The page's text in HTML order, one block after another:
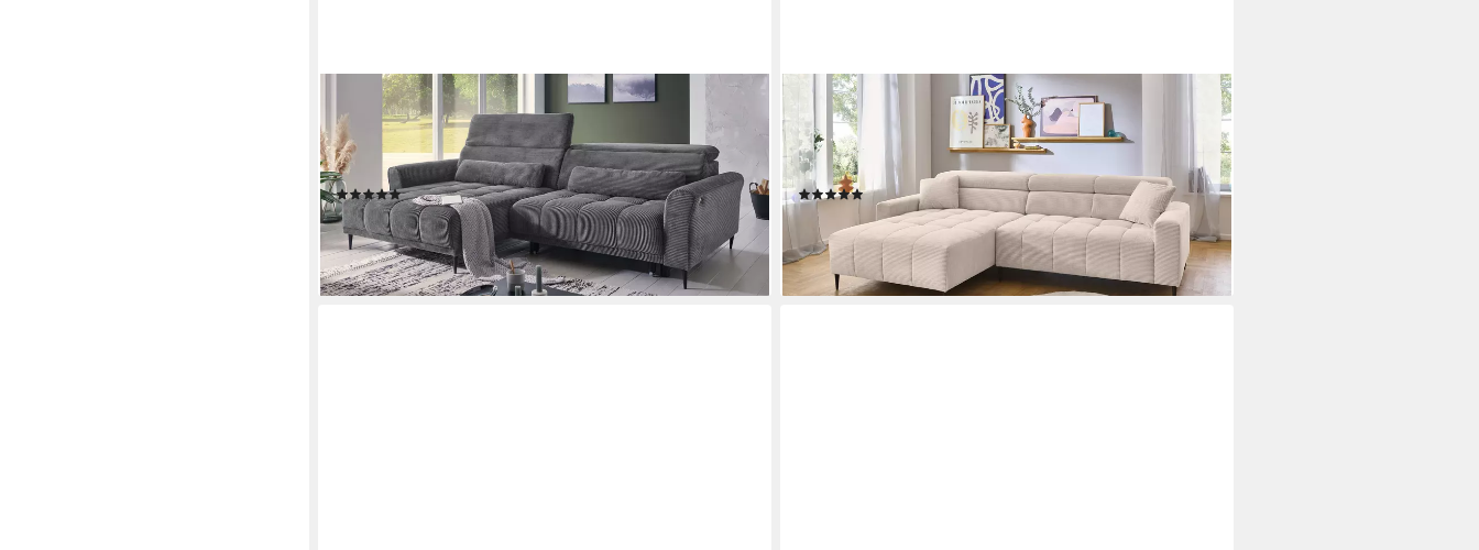
MASSIVART®
Ecksofa Cord 277 cm / Cordsofa LOGAN /
Sitztiefenverstellung / Nosagfederung, Kopfteilverstellung
· Rücken echt bezogen · 2 Nierenkissen
(12)
ab 1.449,99 €
lieferbar in 5 Wochen
MASSIVART®
Ecksofa Cord 256 cm / Cordsofa / Sitztiefen- &
Kopfteilverstellung / SIMPLE, Nosagfederung · frei im
Raum stellbar
(9)
ab 1.149,99 €
lieferbar in 5 Wochen